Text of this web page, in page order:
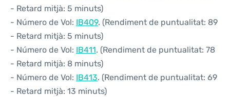
- Retard mitjà: 5 minuts)
- Número de Vol: IB409. (Rendiment de puntualitat: 89
- Retard mitjà: 5 minuts)
- Número de Vol: IB411. (Rendiment de puntualitat: 78
- Retard mitjà: 8 minuts)
- Número de Vol: IB413. (Rendiment de puntualitat: 69
- Retard mitjà: 13 minuts)